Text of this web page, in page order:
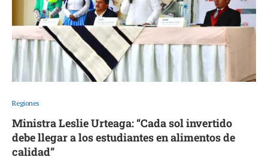
Regiones
Ministra Leslie Urteaga: “Cada sol invertido
debe llegar a los estudiantes en alimentos de
calidad”